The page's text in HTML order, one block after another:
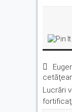
Lucrări